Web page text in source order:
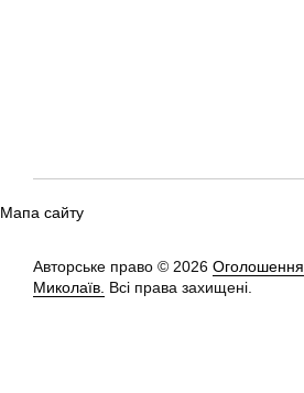
Мапа сайту
Авторське право © 2026 Оголошення
Миколаїв. Всі права захищені.